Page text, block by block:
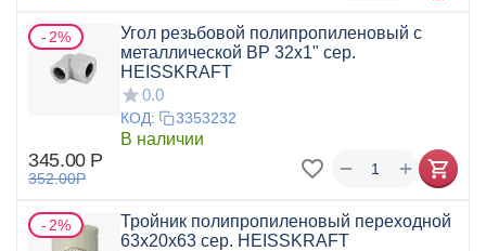
2%
Угол резьбовой полипропиленовый с
металлической ВР 32x1" сер.
HEISSKRAFT
0.0
КОД: 3353232
В наличии
345.00 Р
352.00Р +
−
2%
Тройник полипропиленовый переходной
63x20x63 сер. HEISSKRAFT